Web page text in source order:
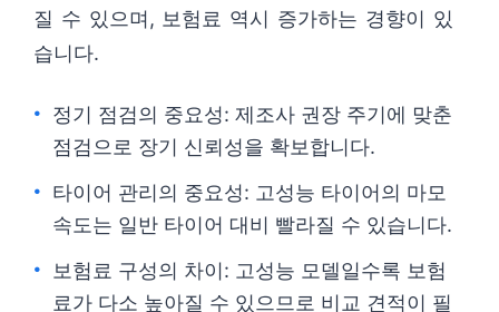
질 수 있으며, 보험료 역시 증가하는 경향이 있
습니다.
정기 점검의 중요성: 제조사 권장 주기에 맞춘
점검으로 장기 신뢰성을 확보합니다.
타이어 관리의 중요성: 고성능 타이어의 마모
속도는 일반 타이어 대비 빨라질 수 있습니다.
보험료 구성의 차이: 고성능 모델일수록 보험
료가 다소 높아질 수 있으므로 비교 견적이 필